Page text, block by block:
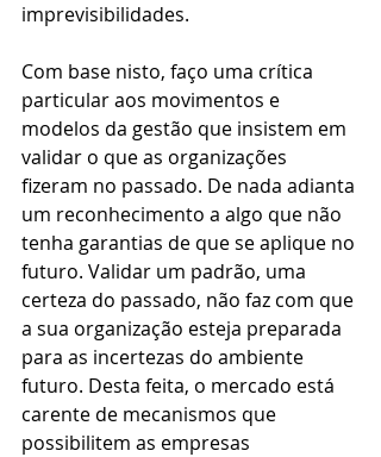
imprevisibilidades.
Com base nisto, faço uma crítica
particular aos movimentos e
modelos da gestão que insistem em
validar o que as organizações
fizeram no passado. De nada adianta
um reconhecimento a algo que não
tenha garantias de que se aplique no
futuro. Validar um padrão, uma
certeza do passado, não faz com que
a sua organização esteja preparada
para as incertezas do ambiente
futuro. Desta feita, o mercado está
carente de mecanismos que
possibilitem as empresas